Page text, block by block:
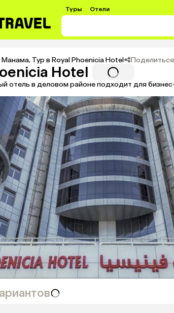
Туры Отели
Манама, Тур в Royal Phoenicia Hotel Поделиться
Hotel
отель в деловом районе подходит для